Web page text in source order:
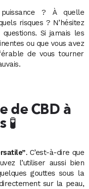
? À quelle
risques ? N’hésitez
Si jamais les
ou que vous avez
de vous tourner
de CBD à
🧪
. C’est-à-dire que
l’utiliser aussi bien
gouttes sous la
sur la peau,